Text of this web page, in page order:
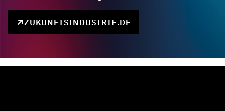
ZUKUNFTSINDUSTRIE.DE